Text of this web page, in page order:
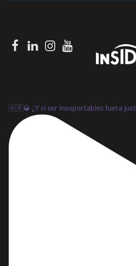
Facebook
LinkedIn
Instagram
Youtube
🇦🇷🥃 ¿Y si ser insoportables fuera